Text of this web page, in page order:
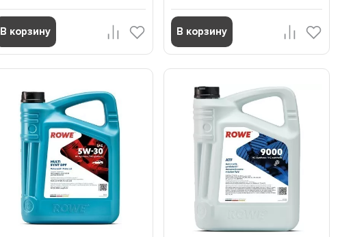
В корзину В корзину